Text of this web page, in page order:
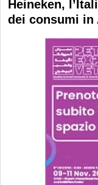
Heineken,
dei consumi in